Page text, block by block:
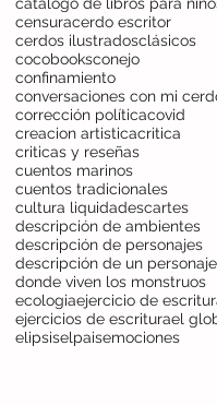
censuracerdo escritor
cerdos ilustradosclásicos
cocobooksconejo
confinamiento
corrección políticacovid
creacion artisticacritica
criticas y reseñas
cuentos marinos
cuentos tradicionales
cultura liquidadescartes
descripción de ambientes
descripción de personajes
descripción de un personaje
donde viven los monstruos
ecologiaejercicio de
ejercicios de escriturael
elipsiselpaisemociones